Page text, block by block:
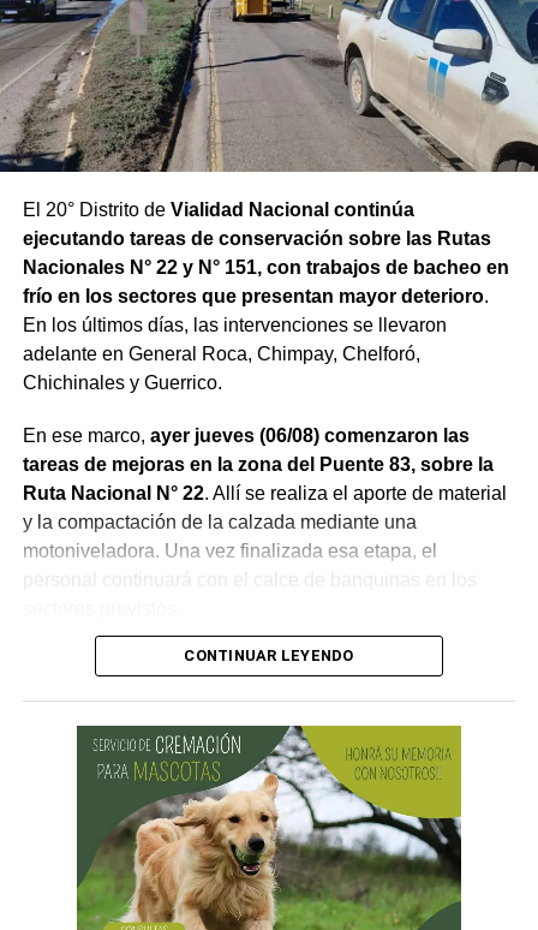
El 20° Distrito de Vialidad Nacional continúa
ejecutando tareas de conservación sobre las Rutas
Nacionales N° 22 y N° 151, con trabajos de bacheo en
frío en los sectores que presentan mayor deterioro.
En los últimos días, las intervenciones se llevaron
adelante en General Roca, Chimpay, Chelforó,
Chichinales y Guerrico.
En ese marco, ayer jueves (06/08) comenzaron las
tareas de mejoras en la zona del Puente 83, sobre la
Ruta Nacional N° 22. Allí se realiza el aporte de material
y la compactación de la calzada mediante una
motoniveladora. Una vez finalizada esa etapa, el
personal continuará con el calce de banquinas en los
Desde Vialidad Nacional informaron que,durante las
próximas semanas, el operativo de bacheo será
CONTINUAR LEYENDO